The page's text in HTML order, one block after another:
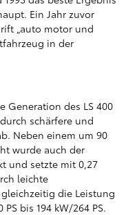
Ein Jahr zuvor
„auto motor und
in der
Generation des LS 400
schärfere und
Neben einem um 90
wurde auch der
und setzte mit 0,27
leichte
die Leistung
bis 194 kW/264 PS.